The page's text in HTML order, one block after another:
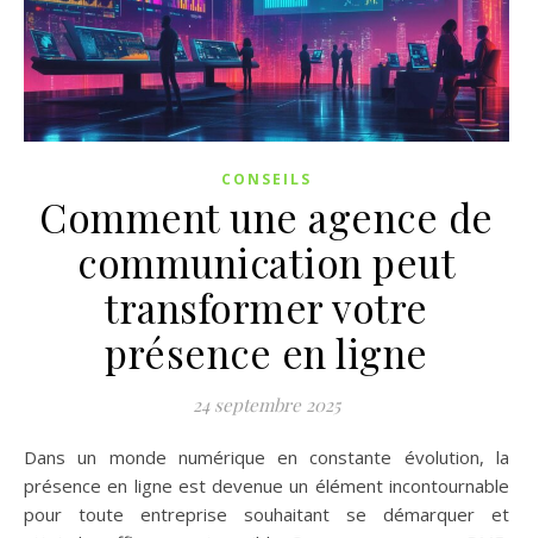
CONSEILS
Comment une agence de
communication peut
transformer votre
présence en ligne
24 septembre 2025
Dans un monde numérique en constante évolution, la
présence en ligne est devenue un élément incontournable
pour toute entreprise souhaitant se démarquer et